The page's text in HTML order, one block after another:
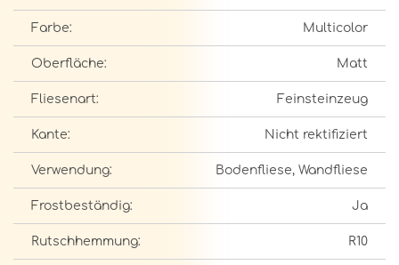
Farbe: Multicolor
Oberfläche: Matt
Fliesenart: Feinsteinzeug
Kante: Nicht rektifiziert
Verwendung: Bodenfliese, Wandfliese
Frostbeständig: Ja
Rutschhemmung: R10